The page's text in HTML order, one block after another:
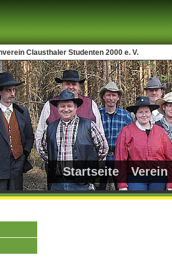
Clausthaler Studenten 2000 e. V.
Startseite Verein